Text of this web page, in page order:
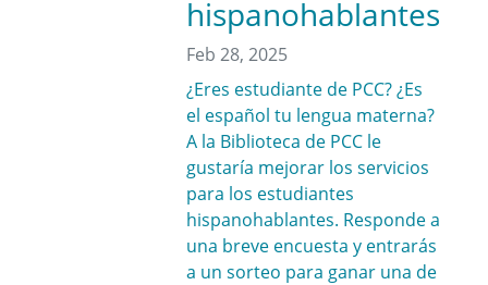
hispanohablantes
Feb 28, 2025
¿Eres estudiante de PCC? ¿Es
el español tu lengua materna?
A la Biblioteca de PCC le
gustaría mejorar los servicios
para los estudiantes
hispanohablantes. Responde a
una breve encuesta y entrarás
a un sorteo para ganar una de